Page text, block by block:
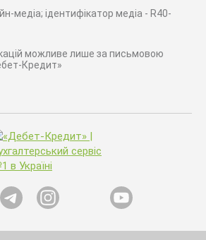
медіа; ідентифікатор медіа - R40-
можливе лише за письмовою
Кредит»